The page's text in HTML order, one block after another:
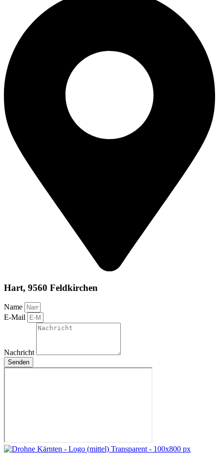
Hart, 9560 Feldkirchen
Name
E-Mail
Nachricht
Senden